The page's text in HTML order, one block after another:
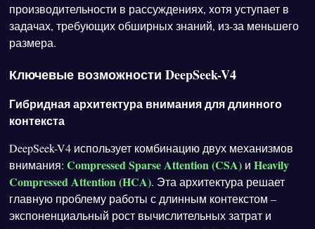
производительности в рассуждениях, хотя уступает в
задачах, требующих обширных знаний, из-за меньшего
размера.
Ключевые возможности DeepSeek-V4
Гибридная архитектура внимания для длинного
контекста
DeepSeek-V4 использует комбинацию двух механизмов
внимания:Compressed Sparse Attention (CSA) иHeavily
Compressed Attention (HCA). Эта архитектура решает
главную проблему работы с длинным контекстом –
экспоненциальный рост вычислительных затрат и